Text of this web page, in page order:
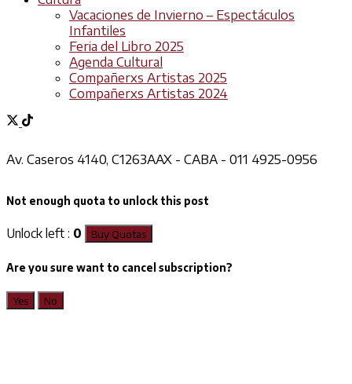
Vacaciones de Invierno – Espectáculos
Infantiles
Feria del Libro 2025
Agenda Cultural
Compañerxs Artistas 2025
Compañerxs Artistas 2024
Av. Caseros 4140, C1263AAX - CABA - 011 4925-0956
Not enough quota to unlock this post
Unlock left : 0 Buy Quotas
Are you sure want to cancel subscription?
Yes No